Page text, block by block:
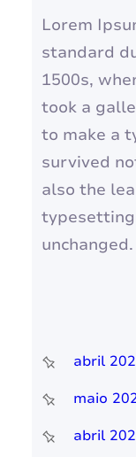
Lorem
standard
1500s,
took a
to make a
survived
also the
unchanged.
abril
maio
abril